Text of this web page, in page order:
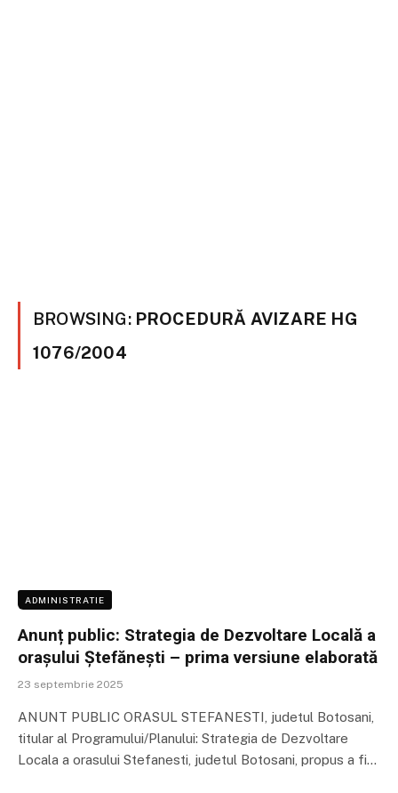
BROWSING: PROCEDURĂ AVIZARE HG
1076/2004
ADMINISTRATIE
Anunț public: Strategia de Dezvoltare Locală a
orașului Ștefănești – prima versiune elaborată
23 septembrie 2025
ANUNT PUBLIC ORASUL STEFANESTI, judetul Botosani,
titular al Programului/Planului: Strategia de Dezvoltare
Locala a orasului Stefanesti, judetul Botosani, propus a fi…